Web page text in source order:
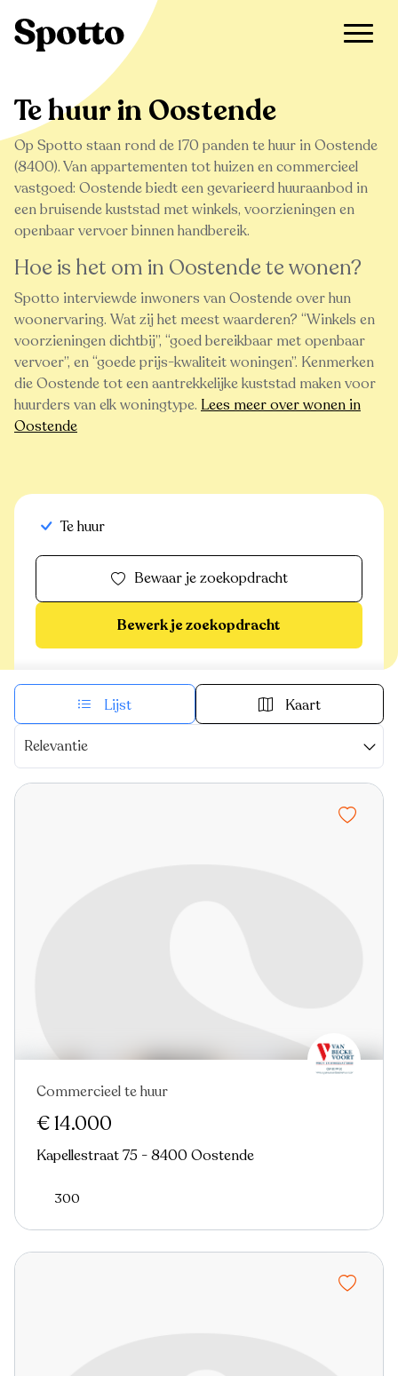
>
Te huur in Oostende
Op Spotto staan rond de 170 panden te huur in Oostende
(8400). Van appartementen tot huizen en commercieel
vastgoed: Oostende biedt een gevarieerd huuraanbod in
een bruisende kuststad met winkels, voorzieningen en
openbaar vervoer binnen handbereik.
Hoe is het om in Oostende te wonen?
Spotto interviewde inwoners van Oostende over hun
woonervaring. Wat zij het meest waarderen? Winkels en
voorzieningen dichtbij , goed bereikbaar met openbaar
vervoer, en goede prijs-kwaliteit woningen. Kenmerken
die Oostende tot een aantrekkelijke kuststad maken voor
huurders van elk woningtype. Lees meer over wonen in
Oostende
Te huur
Bewaar je zoekopdracht
Bewerk je zoekopdracht
Lijst Kaart
Relevantie
Nieuw
Commercieel te huur
€ 14.000
Kapellestraat 75 - 8400 Oostende
300